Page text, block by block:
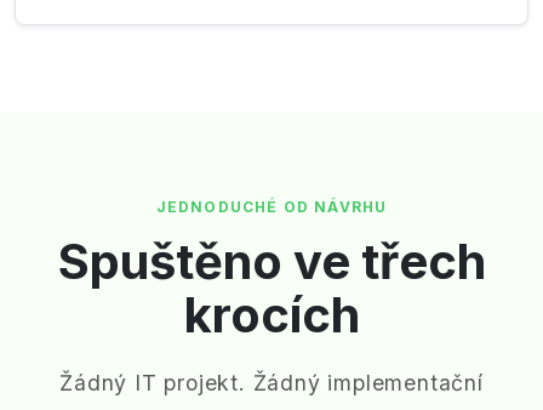
JEDNODUCHÉ OD NÁVRHU
Spuštěno ve třech
krocích
Žádný IT projekt. Žádný implementační